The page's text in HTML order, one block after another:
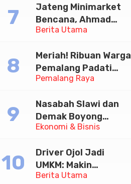
Berita Utama
Jateng Minimarket
Bencana, Ahmad
Luthfi Minta PMI Jadi
Pemalang Raya
Meriah! Ribuan Warga
Pemalang Padati
Kirab Festival Kamir
Ekonomi & Bisnis
Nasabah Slawi dan
Demak Boyong
Toyota Innova Zenix
Tabungan Bima Bank
Jateng
Berita Utama
Driver Ojol Jadi
UMKM: Makin
Sejahtera atau